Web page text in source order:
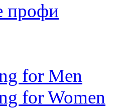
профи
for Men
for Women